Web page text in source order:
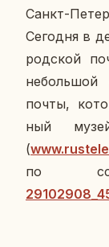
Санкт-
Се­го­дня в
род­ской
почты,
ный
(
по